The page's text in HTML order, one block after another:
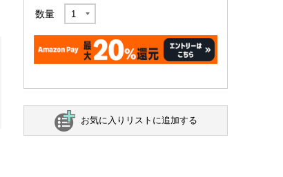
数量
お気に入りリストに追加する